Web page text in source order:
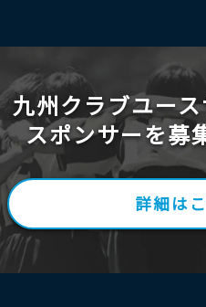
九州クラブユー
スポンサーを募
詳細は